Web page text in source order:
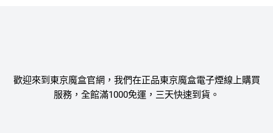
歡迎來到東京魔盒官網，我們在正品東京魔盒電子煙線上購買
服務，全館滿1000免運，三天快速到貨。